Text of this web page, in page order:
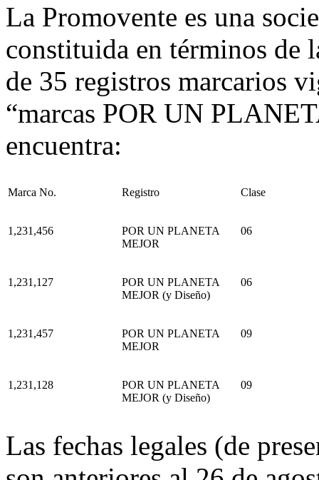
La Promovente es una
constituida en términos de
de 35 registros marcarios
“marcas POR UN
encuentra:
Marca No. Registro Clase
1,231,456
POR UN PLANETA
MEJOR
06
1,231,127
POR UN PLANETA
MEJOR (y Diseño)
06
1,231,457
POR UN PLANETA
MEJOR
09
1,231,128
POR UN PLANETA
MEJOR (y Diseño)
09
Las fechas legales (de